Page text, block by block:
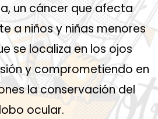
un cáncer que afecta
a niños y niñas menores
se localiza en los ojos
y comprometiendo en
la conservación del
ocular.